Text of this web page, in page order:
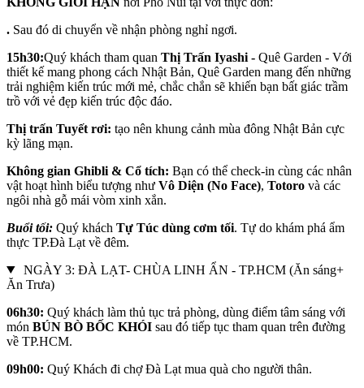
. Sau đó di chuyển về nhận phòng nghỉ ngơi.
15h30:Quý khách tham quan Thị Trấn Iyashi - Quê Garden - Với
thiết kế mang phong cách Nhật Bản, Quê Garden mang đến những
trải nghiệm kiến trúc mới mẻ, chắc chắn sẽ khiến bạn bất giác trầm
trồ với vẻ đẹp kiến trúc độc đáo.
Thị trấn Tuyết rơi: tạo nên khung cảnh mùa đông Nhật Bản cực
kỳ lãng mạn.
Không gian Ghibli & Cổ tích: Bạn có thể check-in cùng các nhân
vật hoạt hình biểu tượng như Vô Diện (No Face), Totoro và các
ngôi nhà gỗ mái vòm xinh xắn.
Buổi tối: Quý khách Tự Túc dùng cơm tối. Tự do khám phá ẩm
thực TP.Đà Lạt về đêm.
NGÀY 3: ĐÀ LẠT- CHÙA LINH ẨN - TP.HCM (Ăn sáng+
Ăn Trưa)
06h30: Quý khách làm thủ tục trả phòng, dùng điểm tâm sáng với
món BÚN BÒ BỐC KHÓI sau đó tiếp tục tham quan trên đường
về TP.HCM.
09h00: Quý Khách đi chợ Đà Lạt mua quà cho người thân.